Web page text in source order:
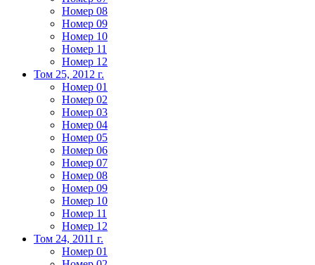
Номер 08
Номер 09
Номер 10
Номер 11
Номер 12
Том 25, 2012 г.
Номер 01
Номер 02
Номер 03
Номер 04
Номер 05
Номер 06
Номер 07
Номер 08
Номер 09
Номер 10
Номер 11
Номер 12
Том 24, 2011 г.
Номер 01